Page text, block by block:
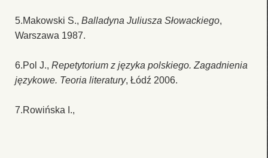
5.Makowski S., Balladyna Juliusza Słowackiego,
Warszawa 1987.
6.Pol J., Repetytorium z języka polskiego. Zagadnienia
językowe. Teoria literatury, Łódź 2006.
7.Rowińska I.,